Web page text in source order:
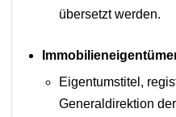
übersetzt werden.
Eigentumstitel,
Generaldirektion